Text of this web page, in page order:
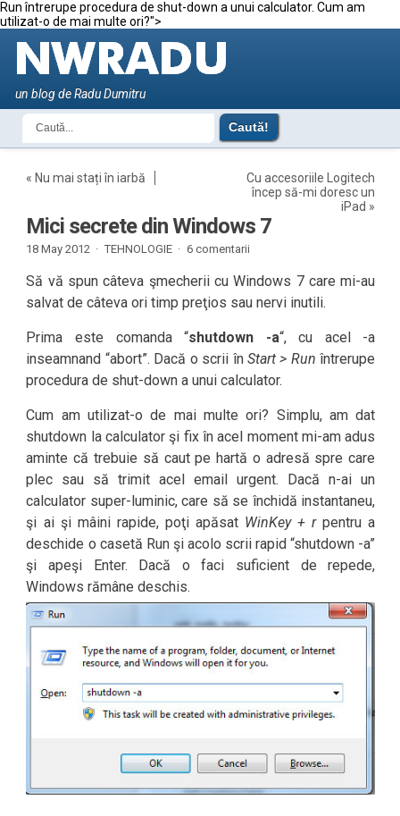
Run întrerupe procedura de shut-down a unui calculator. Cum am
utilizat-o de mai multe ori?">
un blog de Radu Dumitru
« Nu mai stați în iarbă
Cu accesoriile Logitech
încep să-mi doresc un
iPad »
Mici secrete din Windows 7
18 May 2012 · TEHNOLOGIE · 6 comentarii
Să vă spun câteva şmecherii cu Windows 7 care mi-au
salvat de câteva ori timp preţios sau nervi inutili.
Prima este comanda “shutdown -a“, cu acel -a
inseamnand “abort”. Dacă o scrii în Start > Run întrerupe
procedura de shut-down a unui calculator.
Cum am utilizat-o de mai multe ori? Simplu, am dat
shutdown la calculator şi fix în acel moment mi-am adus
aminte că trebuie să caut pe hartă o adresă spre care
plec sau să trimit acel email urgent. Dacă n-ai un
calculator super-luminic, care să se închidă instantaneu,
şi ai şi mâini rapide, poţi apăsat WinKey + rpentru a
deschide o casetă Run şi acolo scrii rapid “shutdown -a”
şi apeşi Enter. Dacă o faci suficient de repede,
Windows rămâne deschis.